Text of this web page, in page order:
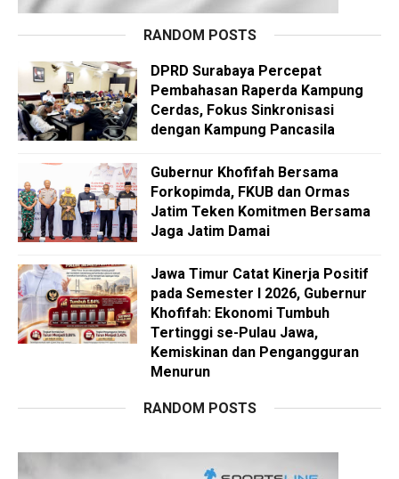
RANDOM POSTS
DPRD Surabaya Percepat
Pembahasan Raperda Kampung
Cerdas, Fokus Sinkronisasi
dengan Kampung Pancasila
Gubernur Khofifah Bersama
Forkopimda, FKUB dan Ormas
Jatim Teken Komitmen Bersama
Jaga Jatim Damai
Jawa Timur Catat Kinerja Positif
pada Semester I 2026, Gubernur
Khofifah: Ekonomi Tumbuh
Tertinggi se-Pulau Jawa,
Kemiskinan dan Pengangguran
Menurun
RANDOM POSTS